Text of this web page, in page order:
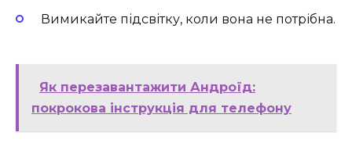
Вимикайте підсвітку, коли вона не потрібна.
Як перезавантажити Андроїд:
покрокова інструкція для телефону